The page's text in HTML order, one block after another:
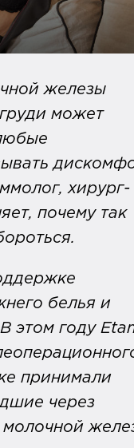
железы
может
хирург-
почему так
белья и
этом году
принимали
через